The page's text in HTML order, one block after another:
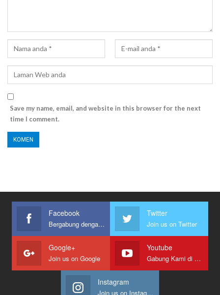
Save my name, email, and website in this browser for the next
time I comment.
Facebook
Bergabung dengan kami
Twitter
Join us on Twitter
Google+
Join us on Google
Youtube
Gabung Kami di Youtube
Instagram
Join us on Instagram